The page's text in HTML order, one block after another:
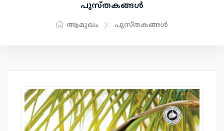
പുസ്തകങ്ങള്‍
ആമുഖം പുസ്തകങ്ങള്‍